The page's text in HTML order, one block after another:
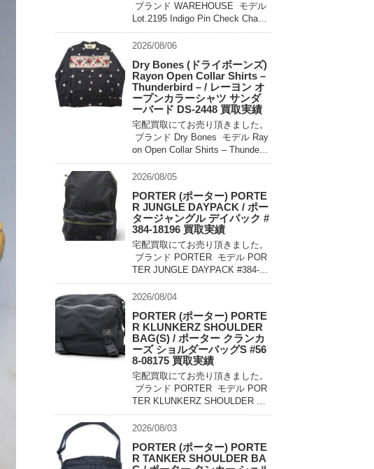
ブランド WAREHOUSE モデル
Lot.2195 Indigo Pin Check Chang
e Button Coverall 買取相場 お問
い合わせください。 状態 未使用
2026/08/06
Dry Bones (ドライボーンズ)
Rayon Open Collar Shirts –
Thunderbird – / レーヨン オ
ープンカラーシャツ サンダ
ーバード DS-2448 買取実績
宅配買取にてお売り頂きました。
ブランド Dry Bones モデル Ray
on Open Collar Shirts – Thunderbi
rd – DS-2448 買取相場 お問い合
わせ […]
2026/08/05
PORTER (ポーター) PORTE
R JUNGLE DAYPACK / ポー
タージャングル デイパック #
384-18196 買取実績
宅配買取にてお売り頂きました。
ブランド PORTER モデル POR
TER JUNGLE DAYPACK #384-18
196 買取相場 お問い合わせくだ
さい。 状態 美中古品 軽量でコン
2026/08/04
PORTER (ポーター) PORTE
R KLUNKERZ SHOULDER
BAG(S) / ポーター クランカ
ーズ ショルダーバッグS #56
8-08175 買取実績
宅配買取にてお売り頂きました。
ブランド PORTER モデル POR
TER KLUNKERZ SHOULDER BA
G(S) #568-08175 買取相場 お問
い合わせください。 状態 美中古
2026/08/03
PORTER (ポーター) PORTE
R TANKER SHOULDER BA